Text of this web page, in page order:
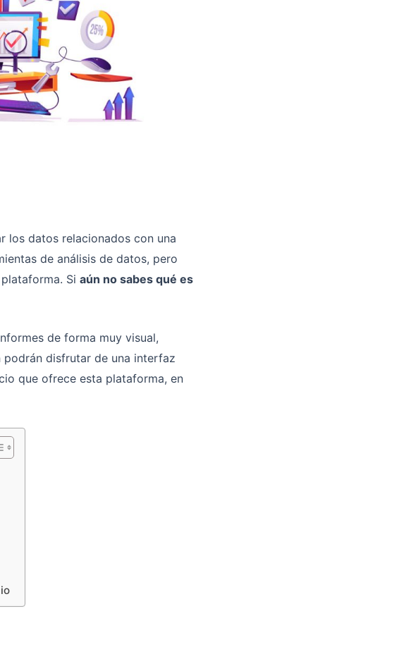
los datos relacionados con una
de análisis de datos, pero
Si aún no sabes qué es
de forma muy visual,
disfrutar de una interfaz
que ofrece esta plataforma, en